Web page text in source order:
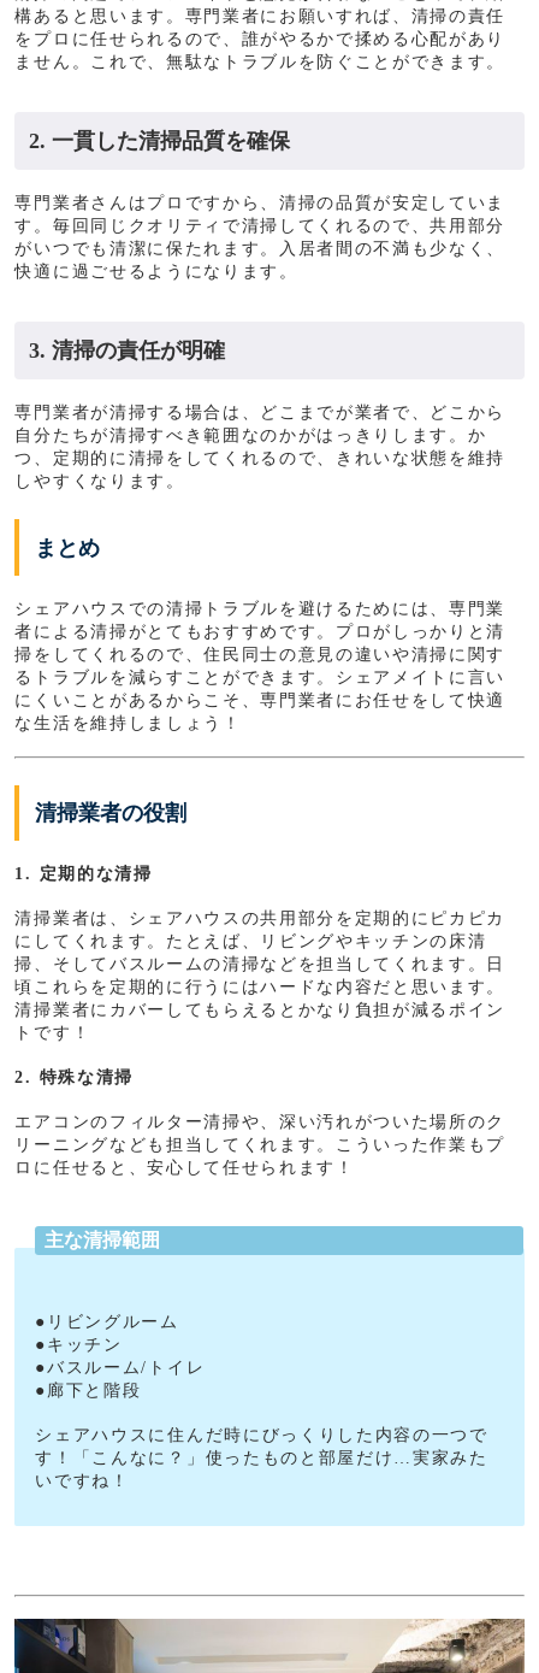
構あると思います。専門業者にお願いすれば、清掃の責任
をプロに任せられるので、誰がやるかで揉める心配があり
ません。これで、無駄なトラブルを防ぐことができます。
2. 一貫した清掃品質を確保
専門業者さんはプロですから、清掃の品質が安定していま
す。毎回同じクオリティで清掃してくれるので、共用部分
がいつでも清潔に保たれます。入居者間の不満も少なく、
快適に過ごせるようになります。
3. 清掃の責任が明確
専門業者が清掃する場合は、どこまでが業者で、どこから
自分たちが清掃すべき範囲なのかがはっきりします。か
つ、定期的に清掃をしてくれるので、きれいな状態を維持
しやすくなります。
まとめ
シェアハウスでの清掃トラブルを避けるためには、専門業
者による清掃がとてもおすすめです。プロがしっかりと清
掃をしてくれるので、住民同士の意見の違いや清掃に関す
るトラブルを減らすことができます。シェアメイトに言い
にくいことがあるからこそ、専門業者にお任せをして快適
な生活を維持しましょう！
清掃業者の役割
1. 定期的な清掃
清掃業者は、シェアハウスの共用部分を定期的にピカピカ
にしてくれます。たとえば、リビングやキッチンの床清
掃、そしてバスルームの清掃などを担当してくれます。日
頃これらを定期的に行うにはハードな内容だと思います。
清掃業者にカバーしてもらえるとかなり負担が減るポイン
トです！
2. 特殊な清掃
エアコンのフィルター清掃や、深い汚れがついた場所のク
リーニングなども担当してくれます。こういった作業もプ
ロに任せると、安心して任せられます！
主な清掃範囲
●リビングルーム
●キッチン
●バスルーム/トイレ
●廊下と階段
シェアハウスに住んだ時にびっくりした内容の一つで
す！「こんなに？」使ったものと部屋だけ…実家みた
いですね！